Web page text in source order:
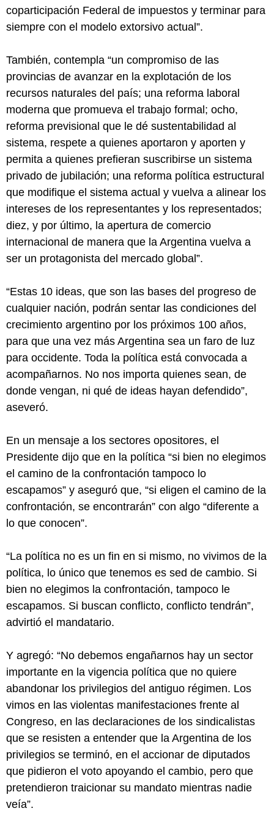
coparticipación Federal de impuestos y terminar para
siempre con el modelo extorsivo actual”.
También, contempla “un compromiso de las
provincias de avanzar en la explotación de los
recursos naturales del país; una reforma laboral
moderna que promueva el trabajo formal; ocho,
reforma previsional que le dé sustentabilidad al
sistema, respete a quienes aportaron y aporten y
permita a quienes prefieran suscribirse un sistema
privado de jubilación; una reforma política estructural
que modifique el sistema actual y vuelva a alinear los
intereses de los representantes y los representados;
diez, y por último, la apertura de comercio
internacional de manera que la Argentina vuelva a
ser un protagonista del mercado global”.
“Estas 10 ideas, que son las bases del progreso de
cualquier nación, podrán sentar las condiciones del
crecimiento argentino por los próximos 100 años,
para que una vez más Argentina sea un faro de luz
para occidente. Toda la política está convocada a
acompañarnos. No nos importa quienes sean, de
donde vengan, ni qué de ideas hayan defendido”,
aseveró.
En un mensaje a los sectores opositores, el
Presidente dijo que en la política “si bien no elegimos
el camino de la confrontación tampoco lo
escapamos” y aseguró que, “si eligen el camino de la
confrontación, se encontrarán” con algo “diferente a
lo que conocen”.
“La política no es un fin en si mismo, no vivimos de la
política, lo único que tenemos es sed de cambio. Si
bien no elegimos la confrontación, tampoco le
escapamos. Si buscan conflicto, conflicto tendrán”,
advirtió el mandatario.
Y agregó: “No debemos engañarnos hay un sector
importante en la vigencia política que no quiere
abandonar los privilegios del antiguo régimen. Los
vimos en las violentas manifestaciones frente al
Congreso, en las declaraciones de los sindicalistas
que se resisten a entender que la Argentina de los
privilegios se terminó, en el accionar de diputados
que pidieron el voto apoyando el cambio, pero que
pretendieron traicionar su mandato mientras nadie
veía”.